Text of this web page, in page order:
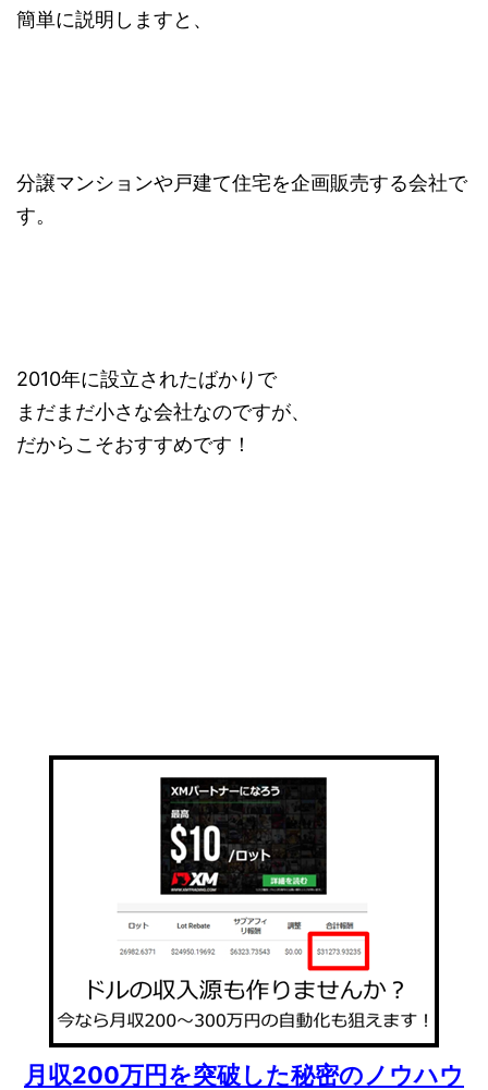
簡単に説明しますと、
分譲マンションや戸建て住宅を企画販売する会社で
す。
2010年に設立されたばかりで
まだまだ小さな会社なのですが、
だからこそおすすめです！
月収200万円を突破した秘密のノウハウ